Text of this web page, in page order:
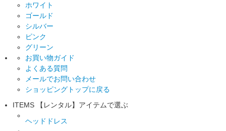
ホワイト
ゴールド
シルバー
ピンク
グリーン
お買い物ガイド
よくある質問
メールでお問い合わせ
ショッピングトップに戻る
ITEMS
【レンタル】アイテムで選ぶ
ヘッドドレス